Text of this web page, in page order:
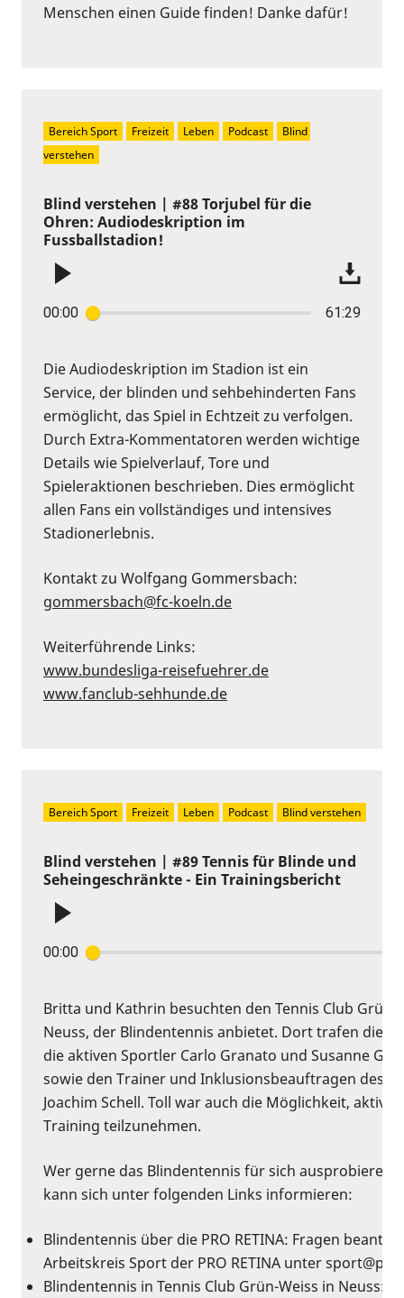
Menschen einen Guide finden! Danke dafür!
Blind verstehen | #88 Torjubel für die
Ohren: Audiodeskription im
Fussballstadion!
00:00 61:29
Die Audiodeskription im Stadion ist ein
Service, der blinden und sehbehinderten Fans
ermöglicht, das Spiel in Echtzeit zu verfolgen.
Durch Extra-Kommentatoren werden wichtige
Details wie Spielverlauf, Tore und
Spieleraktionen beschrieben. Dies ermöglicht
allen Fans ein vollständiges und intensives
Stadionerlebnis.
Kontakt zu Wolfgang Gommersbach:
gommersbach@fc-koeln.de
Weiterführende Links:
www.bundesliga-reisefuehrer.de
www.fanclub-sehhunde.de
Bereich Sport Freizeit Leben Podcast
Blind
verstehen
Blind verstehen | #89 Tennis für Blinde und
Seheingeschränkte - Ein Trainingsbericht
00:00
Britta und Kathrin besuchten den Tennis Club Grün-
Neuss, der Blindentennis anbietet. Dort trafen die
die aktiven Sportler Carlo Granato und Susanne
sowie den Trainer und Inklusionsbeauftragen des
Joachim Schell. Toll war auch die Möglichkeit, aktiv
Training teilzunehmen.
Wer gerne das Blindentennis für sich ausprobieren
kann sich unter folgenden Links informieren:
Blindentennis über die PRO RETINA: Fragen
Arbeitskreis Sport der PRO RETINA unter
Blindentennis in Tennis Club Grün-Weiss in Neuss:
Bereich Sport Freizeit Leben Podcast Blind verstehen